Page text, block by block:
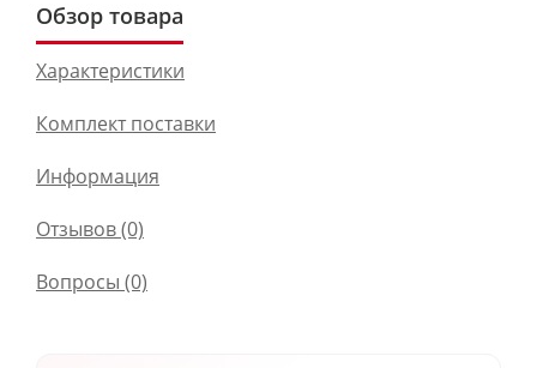
Обзор товара
Характеристики
Комплект поставки
Информация
Отзывов (0)
Вопросы (0)